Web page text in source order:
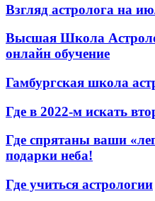
Взгляд астролога на
Высшая Школа
онлайн обучение
Гамбургская школа
Где в 2022-м искать
Где спрятаны ваши
подарки неба!
Где учиться астрологии